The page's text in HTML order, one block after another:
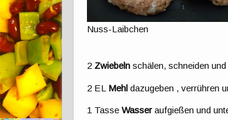
Nuss-Laibchen
2 Zwiebeln schälen, schneiden
2 EL Mehl dazugeben , verrühren
1 TasseWasseraufgießen und